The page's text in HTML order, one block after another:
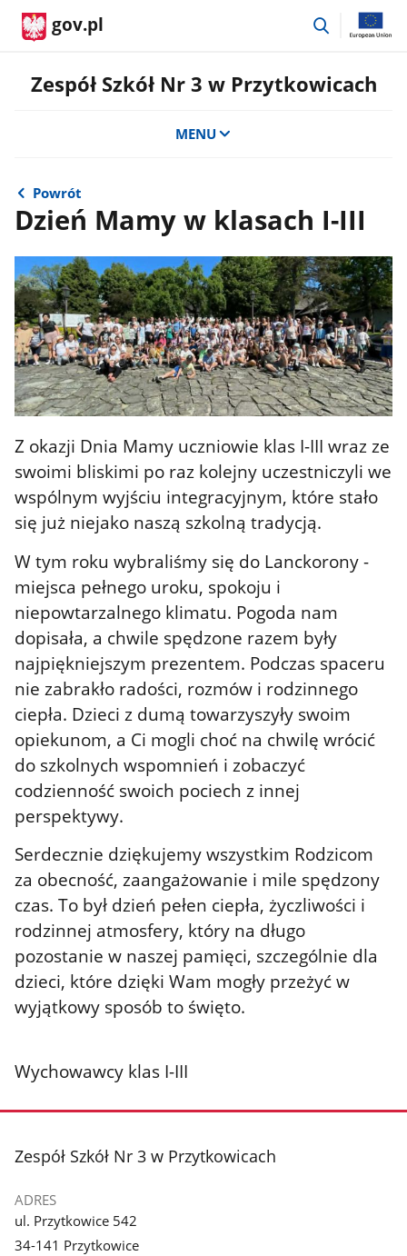
gov.pl
przejdź
Zespół Szkół Nr 3 w Przytkowicach
MENU
Powrót
Dzień Mamy w klasach I-III
Z okazji Dnia Mamy uczniowie klas I-III wraz ze
swoimi bliskimi po raz kolejny uczestniczyli we
wspólnym wyjściu integracyjnym, które stało
się już niejako naszą szkolną tradycją.
W tym roku wybraliśmy się do Lanckorony -
miejsca pełnego uroku, spokoju i
niepowtarzalnego klimatu. Pogoda nam
dopisała, a chwile spędzone razem były
najpiękniejszym prezentem. Podczas spaceru
nie zabrakło radości, rozmów i rodzinnego
ciepła. Dzieci z dumą towarzyszyły swoim
opiekunom, a Ci mogli choć na chwilę wrócić
do szkolnych wspomnień i zobaczyć
codzienność swoich pociech z innej
perspektywy.
Serdecznie dziękujemy wszystkim Rodzicom
za obecność, zaangażowanie i mile spędzony
czas. To był dzień pełen ciepła, życzliwości i
rodzinnej atmosfery, który na długo
pozostanie w naszej pamięci, szczególnie dla
dzieci, które dzięki Wam mogły przeżyć w
wyjątkowy sposób to święto.
Wychowawcy klas I-III
stopka
Zespół Szkół Nr 3 w Przytkowicach
ADRES
ul. Przytkowice 542
34-141 Przytkowice